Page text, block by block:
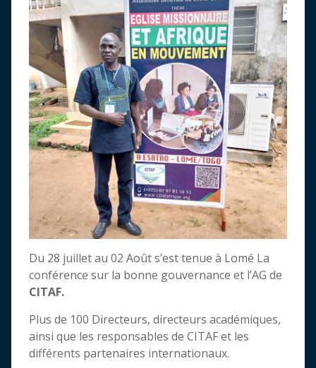
Du 28 juillet au 02 Août s’est tenue à Lomé La
conférence sur la bonne gouvernance et l’AG de
CITAF.
Plus de 100 Directeurs, directeurs académiques,
ainsi que les responsables de CITAF et les
différents partenaires internationaux.